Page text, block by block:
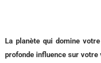
La planète qui domine
profonde influence sur votre